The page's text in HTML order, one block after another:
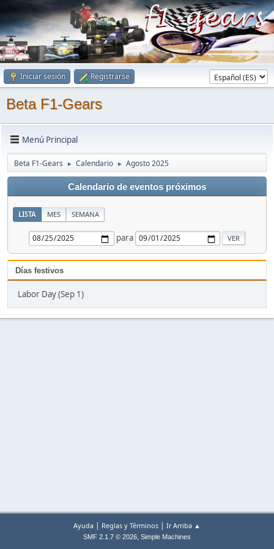
Iniciar sesión Registrarse
Beta F1-Gears
Menú Principal
Beta F1-Gears ► Calendario ► Agosto 2025
Calendario de eventos próximos
LISTA MES SEMANA
para
Días festivos
Labor Day (Sep 1)
Ayuda | Reglas y Términos | Ir Arriba ▲
SMF 2.1.7 © 2026, Simple Machines